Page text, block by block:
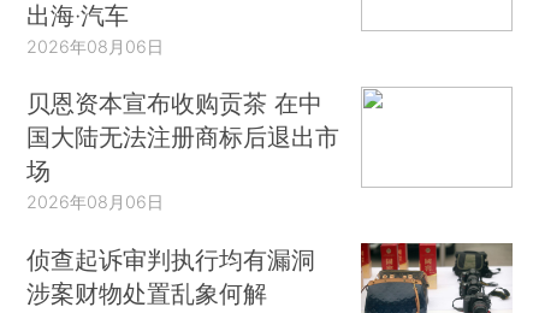
出海·汽车
2026年08月06日
贝恩资本宣布收购贡茶 在中
国大陆无法注册商标后退出市
场
2026年08月06日
侦查起诉审判执行均有漏洞
涉案财物处置乱象何解